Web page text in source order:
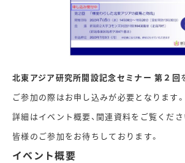
北東アジア研究所開設記念セミナー 第２回
ご参加の際はお申し込みが必要となります。
詳細はイベント概要、関連資料をご覧くださ
皆様のご参加をお待ちしております。
イベント概要